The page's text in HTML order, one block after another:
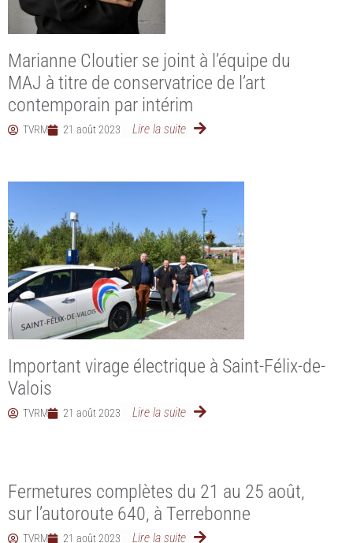
Marianne Cloutier se joint à l’équipe du
MAJ à titre de conservatrice de l’art
contemporain par intérim
TVRM 21 août 2023 Lire la suite
Important virage électrique à Saint-Félix-de-
Valois
TVRM 21 août 2023 Lire la suite
Fermetures complètes du 21 au 25 août,
sur l’autoroute 640, à Terrebonne
TVRM 21 août 2023 Lire la suite